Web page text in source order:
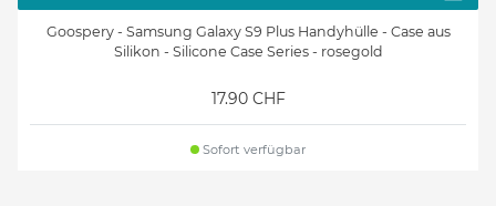
Goospery - Samsung Galaxy S9 Plus Handyhülle - Case aus
Silikon - Silicone Case Series - rosegold
17.90 CHF
Sofort verfügbar